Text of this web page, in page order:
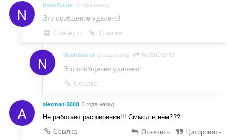
N NoahDaniel 2 года назад
Это сообщение удалено!
Свернуть
Ссылка
N NoahDaniel 2 года назад NoahDaniel
Это сообщение удалено!
Ссылка
A alexman-3000 3 года назад
Не работает расширение!!! Смысл в нём???
Ссылка
Ответить Цитировать